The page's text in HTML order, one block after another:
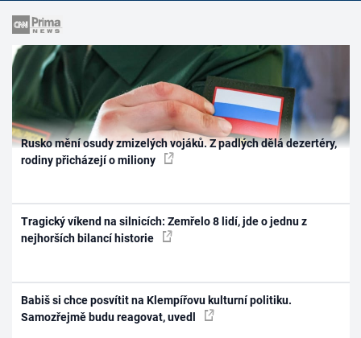
Rusko mění osudy zmizelých vojáků. Z padlých dělá dezertéry,
rodiny přicházejí o miliony
Tragický víkend na silnicích: Zemřelo 8 lidí, jde o jednu z
nejhorších bilancí historie
Babiš si chce posvítit na Klempířovu kulturní politiku.
Samozřejmě budu reagovat, uvedl